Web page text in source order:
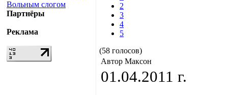
Вольным слогом
Партнёры
Реклама
2
3
4
5
(58 голосов)
Автор Максон
01.04.2011 г.